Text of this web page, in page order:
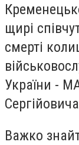
щирі
смерті
України -
Важко